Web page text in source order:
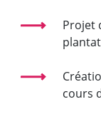
Projet
cours